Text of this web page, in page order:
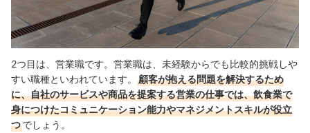
2つ目は、営業職です。 営業職は、未経験からでも比較的挑戦しや
すい職種といわれています。
顧客が抱える問題を解決するため
に、自社のサービスや商品を提案する営業の仕事では、飲食業で
身につけたコミュニケーション能力やマネジメントスキルが役立
つでしょう。